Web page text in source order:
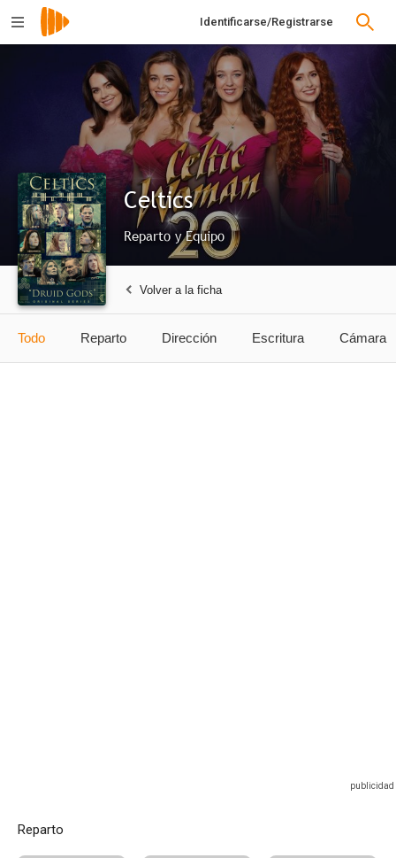
Identificarse/Registrarse
Celtics
Reparto y Equipo
Volver a la ficha
Todo Reparto Dirección Escritura Cámara
Reparto